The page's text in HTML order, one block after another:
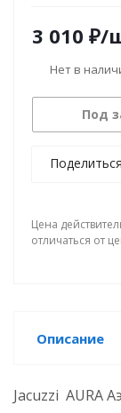
3 010 ₽/
Нет в
Под
Поделиться
Цена
отличаться от
Описание
Jacuzzi AURA